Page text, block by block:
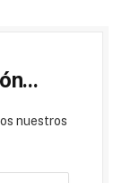
nuestros